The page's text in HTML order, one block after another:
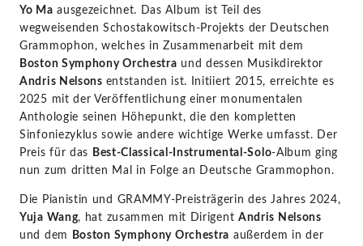
Yo Ma ausgezeichnet. Das Album ist Teil des
wegweisenden Schostakowitsch-Projekts der Deutschen
Grammophon, welches in Zusammenarbeit mit dem
Boston Symphony Orchestra und dessen Musikdirektor
Andris Nelsons entstanden ist. Initiiert 2015, erreichte es
2025 mit der Veröffentlichung einer monumentalen
Anthologie seinen Höhepunkt, die den kompletten
Sinfoniezyklus sowie andere wichtige Werke umfasst. Der
Preis für das
Best-Classical-Instrumental-Solo-Album ging
nun zum dritten Mal in Folge an Deutsche Grammophon.
Die Pianistin und GRAMMY-Preisträgerin des Jahres 2024,
Yuja Wang, hat zusammen mit Dirigent Andris Nelsons
und dem
Boston Symphony Orchestra außerdem in der